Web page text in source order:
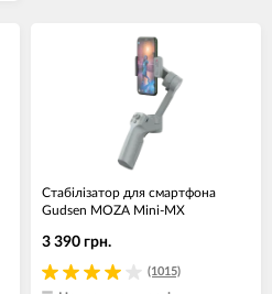
Стабілізатор для смартфона
Gudsen MOZA Mini-MX
(1015)
3 390 грн.